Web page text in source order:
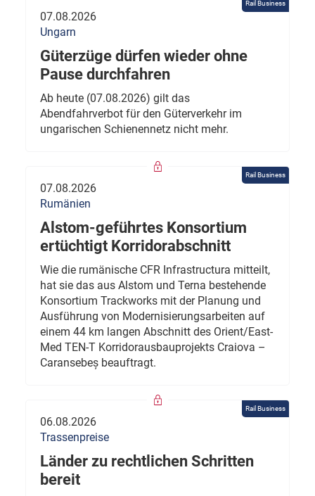
Rail Business
07.08.2026
Ungarn
Güterzüge dürfen wieder ohne
Pause durchfahren
Ab heute (07.08.2026) gilt das
Abendfahrverbot für den Güterverkehr im
ungarischen Schienennetz nicht mehr.
Rail Business
07.08.2026
Rumänien
Alstom-geführtes Konsortium
ertüchtigt Korridorabschnitt
Wie die rumänische CFR Infrastructura mitteilt,
hat sie das aus Alstom und Terna bestehende
Konsortium Trackworks mit der Planung und
Ausführung von Modernisierungsarbeiten auf
einem 44 km langen Abschnitt des Orient/East-
Med TEN-T Korridorausbauprojekts Craiova –
Caransebeș beauftragt.
Rail Business
06.08.2026
Trassenpreise
Länder zu rechtlichen Schritten
bereit